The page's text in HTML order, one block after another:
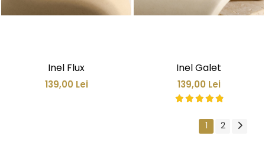
Inel Flux
139,00 Lei
Inel Galet
139,00 Lei
1 2